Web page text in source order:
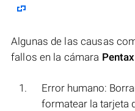
Algunas de las causas
fallos en la cámara Pentax
Error humano:
formatear la tarjeta